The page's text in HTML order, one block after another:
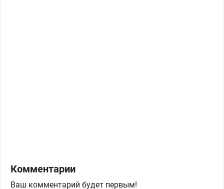
Комментарии
Ваш комментарий будет первым!